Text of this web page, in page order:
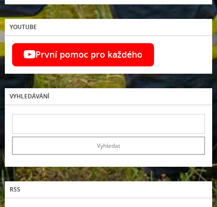
YOUTUBE
První pomoc pro každého
VYHLEDÁVÁNÍ
RSS